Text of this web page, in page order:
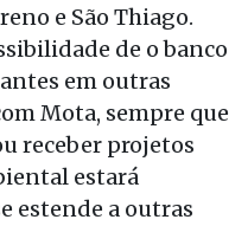
e São Thiago.
de o banco
em outras
Mota, sempre que
receber projetos
estará
estende a outras